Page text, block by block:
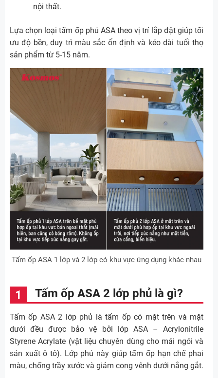
nội thất.
Lựa chọn loại tấm ốp phủ ASA theo vị trí lắp đặt giúp tối
ưu độ bền, duy trì màu sắc ổn định và kéo dài tuổi thọ
sản phẩm từ 5-15 năm.
Tấm ốp ASA 1 lớp và 2 lớp có khu vực ứng dụng khác nhau
Tấm ốp ASA 2 lớp phủ là gì?
Tấm ốp ASA 2 lớp phủ là tấm ốp có mặt trên và mặt
dưới đều được bảo vệ bởi lớp ASA – Acrylonitrile
Styrene Acrylate (vật liệu chuyên dùng cho mái ngói và
sản xuất ô tô). Lớp phủ này giúp tấm ốp hạn chế phai
màu, chống trầy xước và giảm cong vênh dưới nắng gắt.